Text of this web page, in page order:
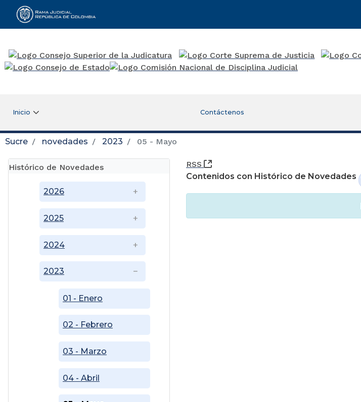
Rama Judicial
Inicio Contáctenos
Sucre novedades 2023 05 - Mayo
Histórico de Novedades
2023
01 - Enero
02 - Febrero
03 - Marzo
04 - Abril
2024
2025
2026
RSS
(Abre una nueva ventana)
Contenidos con Histórico de Novedades